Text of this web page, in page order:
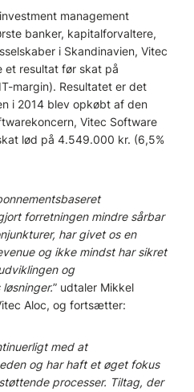
management
banker, kapitalforvaltere,
i Skandinavien, Vitec
et resultat før skat på
margin). Resultatet er det
i 2014 blev opkøbt af den
Vitec Software
lød på 4.549.000 kr. (6,5%
forretningen mindre sårbar
har givet os en
og ikke mindst har sikret
og
” udtaler Mikkel
Aloc, og fortsætter:
med at
og har haft et øget fokus
processer. Tiltag, der